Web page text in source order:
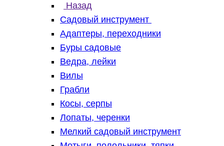
Назад
Садовый инструмент
Адаптеры, переходники
Буры садовые
Ведра, лейки
Вилы
Грабли
Косы, серпы
Лопаты, черенки
Мелкий садовый инструмент